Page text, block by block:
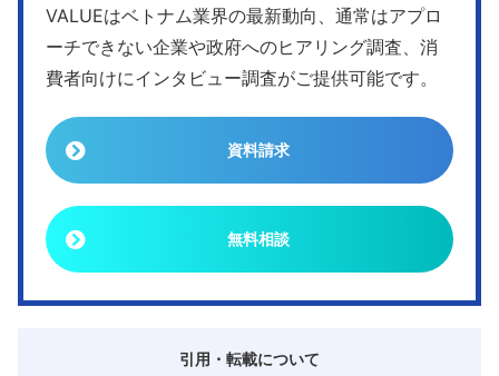
VALUEはベトナム業界の最新動向、通常はアプロ
ーチできない企業や政府へのヒアリング調査、消
費者向けにインタビュー調査がご提供可能です。
資料請求
無料相談
引用・転載について